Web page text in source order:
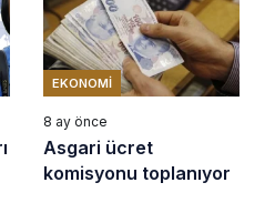
EKONOMI
8 ay önce
Asgari ücret
komisyonu toplanıyor